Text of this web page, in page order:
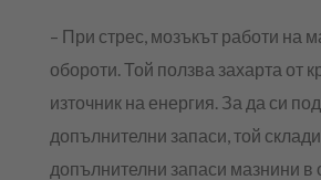
– При стрес, мозъкът работи на
обороти. Той ползва захарта от
източник на енергия. За да си
допълнителни запаси, той
допълнителни запаси мазнини в